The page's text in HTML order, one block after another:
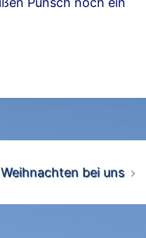
Weihnachten bei uns